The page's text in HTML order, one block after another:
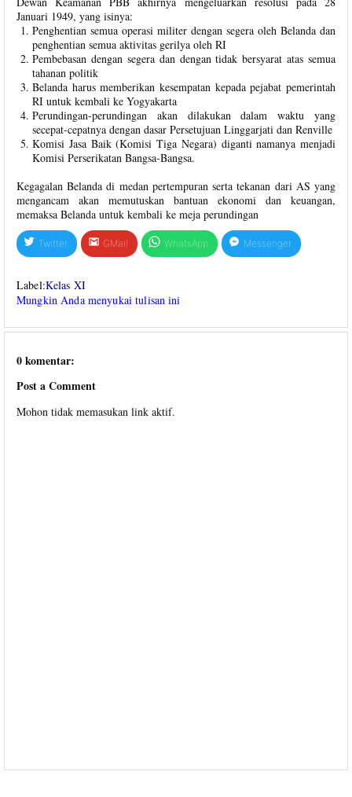
Januari 1949, yang isinya:
Penghentian semua operasi militer dengan segera oleh Belanda dan
penghentian semua aktivitas gerilya oleh RI
Pembebasan dengan segera dan dengan tidak bersyarat atas semua
tahanan politik
Belanda harus memberikan kesempatan kepada pejabat pemerintah
RI untuk kembali ke Yogyakarta
Perundingan-perundingan akan dilakukan dalam waktu yang
secepat-cepatnya dengan dasar Persetujuan Linggarjati dan Renville
Komisi Jasa Baik (Komisi Tiga Negara) diganti namanya menjadi
Komisi Perserikatan Bangsa-Bangsa.
Kegagalan Belanda di medan pertempuran serta tekanan dari AS yang
mengancam akan memutuskan bantuan ekonomi dan keuangan,
memaksa Belanda untuk kembali ke meja perundingan
Twitter GMail WhatsApp Messenger
Label:Kelas XI
Mungkin Anda menyukai tulisan ini
0 komentar:
Post a Comment
Mohon tidak memasukan link aktif.